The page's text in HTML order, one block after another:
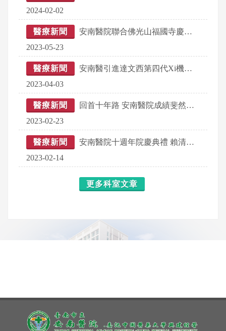
2024-02-02
醫療新聞
安南醫院聯合佛光山福國寺慶佛誕 浴佛儀式吸引上百民眾參與
2023-05-23
醫療新聞
安南醫引進達文西第四代Xi機器手臂 「變形金剛」團隊集結！
2023-04-03
醫療新聞
回首十年路 安南醫院成績斐然獲賴清德副總統肯定
2023-02-23
醫療新聞
安南醫院十週年院慶典禮 賴清德、黃偉哲出席齊道生日快樂
2023-02-14
更多科室文章